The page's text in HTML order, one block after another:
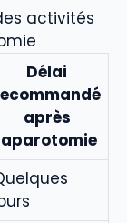
activités
Délai
après